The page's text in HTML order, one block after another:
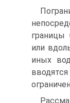
границы
или
иных